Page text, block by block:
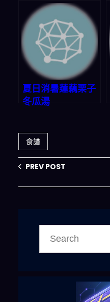
夏日消暑蓮藕栗子
冬瓜湯
食譜
PREV POST